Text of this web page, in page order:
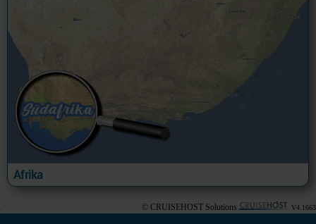
Afrika
© CRUISEHOST Solutions V4.1663